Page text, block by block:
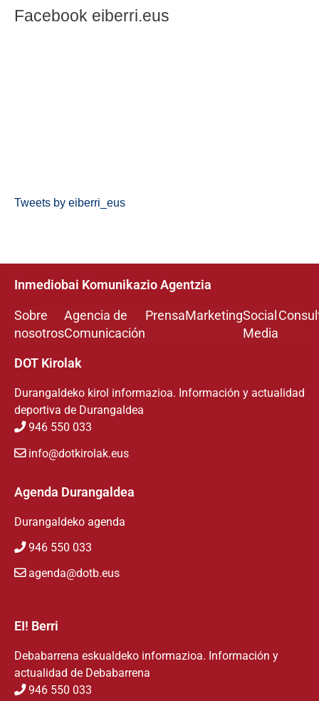
Facebook eiberri.eus
Tweets by eiberri_eus
Inmediobai Komunikazio Agentzia
Sobre
nosotros
Agencia de
Comunicación
PrensaMarketingSocial
Media
DOT Kirolak
Durangaldeko kirol informazioa. Información y actualidad
deportiva de Durangaldea
946 550 033
info@dotkirolak.eus
Agenda Durangaldea
Durangaldeko agenda
946 550 033
agenda@dotb.eus
EI! Berri
Debabarrena eskualdeko informazioa. Información y
actualidad de Debabarrena
946 550 033